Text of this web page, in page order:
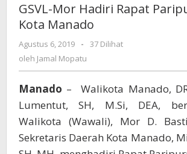
Rapat
DPRD
GSVL-Mor Hadiri Rapat
Kota Manado
Agustus 6, 2019
oleh
Jamal
-
37 Dilihat
oleh Jamal Mopatu
Manado – Walikota Manado,
Lumentut, SH, M.Si, DEA,
Walikota (Wawali), Mor D.
Sekretaris Daerah Kota Manado,